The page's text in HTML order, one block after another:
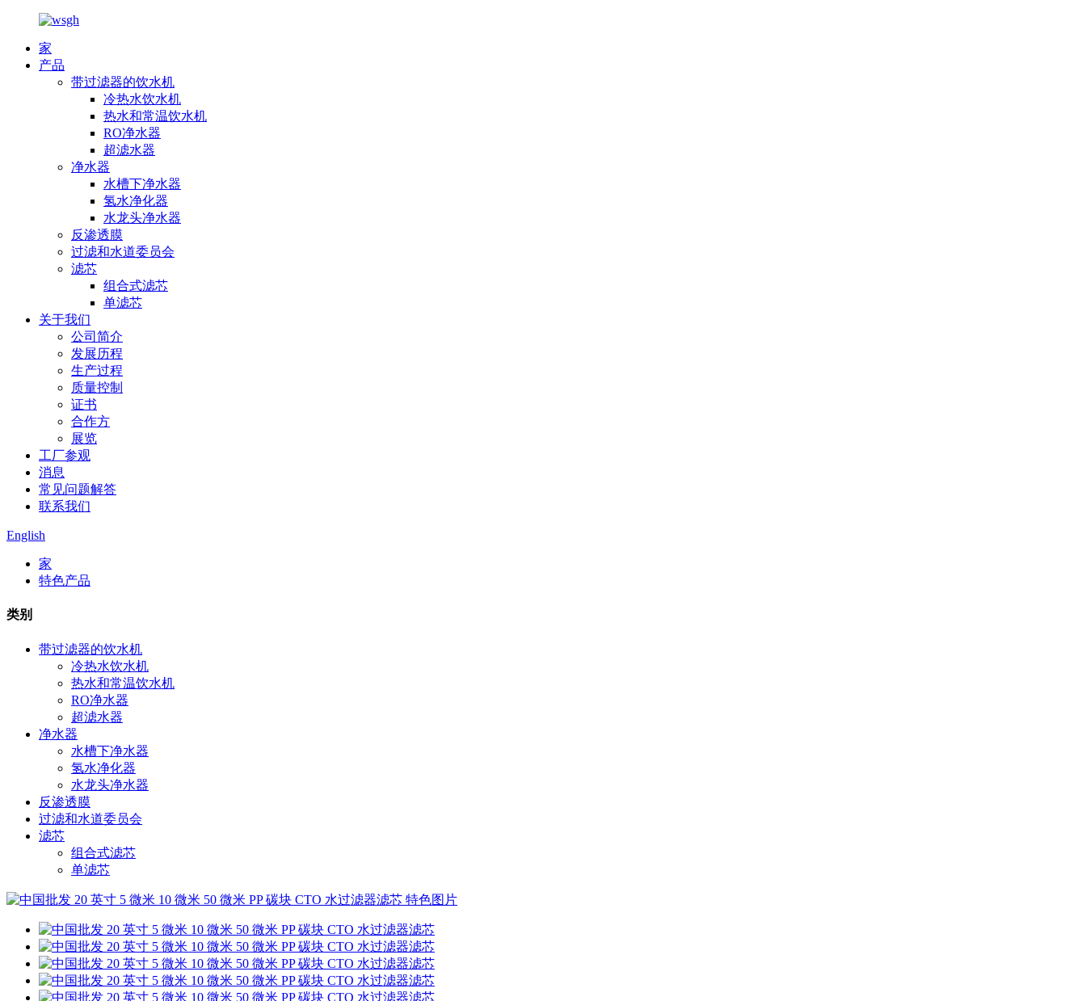
家
产品
带过滤器的饮水机
冷热水饮水机
热水和常温饮水机
RO净水器
超滤水器
净水器
水槽下净水器
氢水净化器
水龙头净水器
反渗透膜
过滤和水道委员会
滤芯
组合式滤芯
单滤芯
关于我们
公司简介
发展历程
生产过程
质量控制
证书
合作方
展览
工厂参观
消息
常见问题解答
联系我们
English
家
特色产品
类别
带过滤器的饮水机
冷热水饮水机
热水和常温饮水机
RO净水器
超滤水器
净水器
水槽下净水器
氢水净化器
水龙头净水器
反渗透膜
过滤和水道委员会
滤芯
组合式滤芯
单滤芯